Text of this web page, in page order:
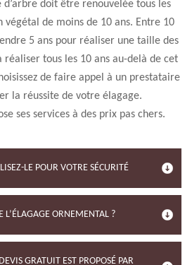
d’arbre doit être renouvelée tous les
végétal de moins de 10 ans. Entre 10
5 ans pour réaliser une taille des
réaliser tous les 10 ans au-delà de cet
de faire appel à un prestataire
la réussite de votre élagage.
ses services à des prix pas chers.
LE POUR VOTRE SÉCURITÉ
L’ÉLAGAGE ORNEMENTAL ?
GRATUIT EST PROPOSÉ PAR